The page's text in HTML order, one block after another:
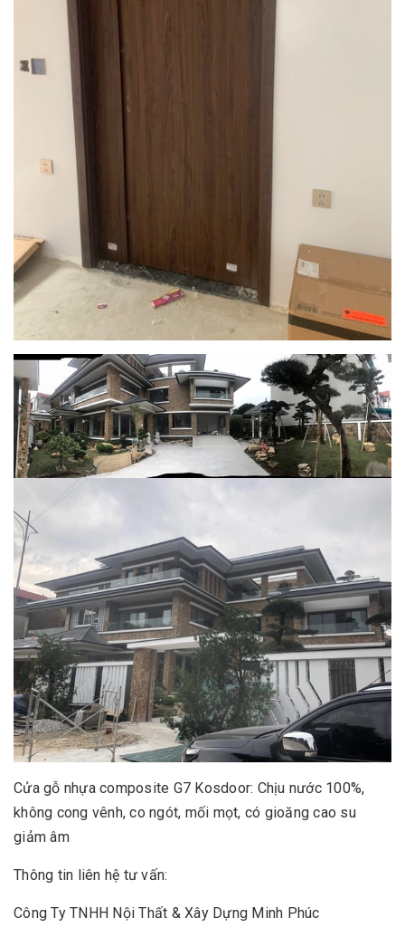
Cửa gỗ nhựa composite G7 Kosdoor: Chịu nước 100%,
không cong vênh, co ngót, mối mọt, có gioăng cao su
giảm âm
Thông tin liên hệ tư vấn:
Công Ty TNHH Nội Thất & Xây Dựng Minh Phúc